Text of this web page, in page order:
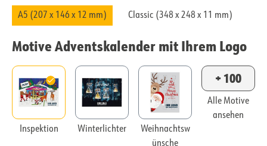
A5 (207 x 146 x 12 mm) Classic (348 x 248 x 11 mm)
Motive Adventskalender mit Ihrem Logo
Inspektion Winterlichter
Weihnachtsw
ünsche
+ 100
Alle Motive
ansehen